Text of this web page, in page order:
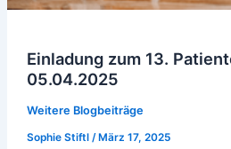
Einladung zum 13.
05.04.2025
Weitere Blogbeiträge
Sophie Stiftl / März 17, 2025